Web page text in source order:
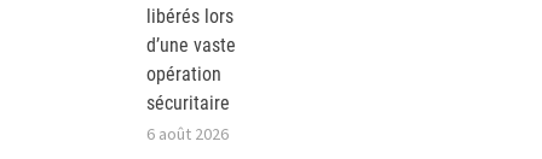
libérés lors
d’une vaste
opération
sécuritaire
6 août 2026